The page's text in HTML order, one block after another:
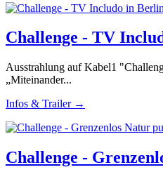
Challenge - TV
Ausstrahlung auf Kabel1
„Miteinander...
Infos & Trailer →
Challenge -